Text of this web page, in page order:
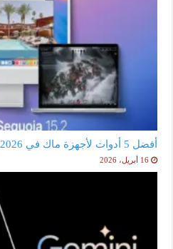
أفضل 5 أدوات لأجهزة ماك في 2026
16 أبريل، 2026